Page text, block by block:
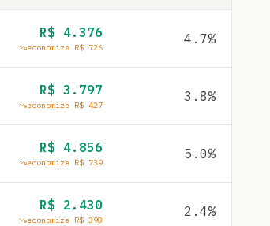
R$ 4.376
economize R$ 726
4.7%
R$ 3.797
economize R$ 427
3.8%
R$ 4.856
economize R$ 739
5.0%
R$ 2.430
economize R$ 398
2.4%